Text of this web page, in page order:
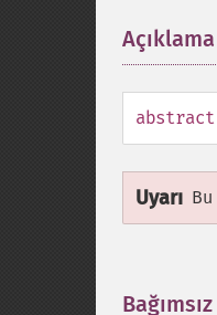
Açıklama
abstract
Uyarı